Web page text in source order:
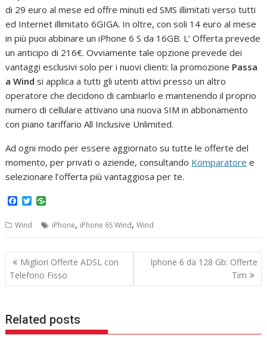
di 29 euro al mese ed offre minuti ed SMS illimitati verso tutti
ed Internet illimitato 6GIGA. In oltre, con soli 14 euro al mese
in più puoi abbinare un iPhone 6 S da 16GB. L’ Offerta prevede
un anticipo di 216€. Ovviamente tale opzione prevede dei
vantaggi esclusivi solo per i nuovi clienti: la promozione Passa
a Wind si applica a tutti gli utenti attivi presso un altro
operatore che decidono di cambiarlo e mantenendo il proprio
numero di cellulare attivano una nuova SIM in abbonamento
con piano tariffario All Inclusive Unlimited.
Ad ogni modo per essere aggiornato su tutte le offerte del
momento, per privati o aziende, consultando Komparatore e
selezionare l’offerta più vantaggiosa per te.
F
c
e
b
o
o
k
T
t
e
r
Wind iPhone, iPhone 6S Wind,Wind
Navigazione
articoli
Migliori Offerte ADSL con
Telefono Fisso
Iphone 6 da 128 Gb: Offerte
Tim
Related posts